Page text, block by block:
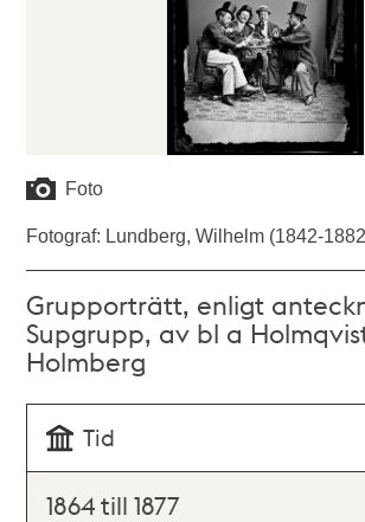
Foto
Fotograf: Lundberg, Wilhelm (1842-
Grupporträtt, enligt
Supgrupp, av bl a
Holmberg
Tid
1864 till 1877